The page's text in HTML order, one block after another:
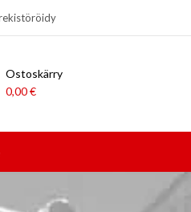
Ostoskärry
0,00€